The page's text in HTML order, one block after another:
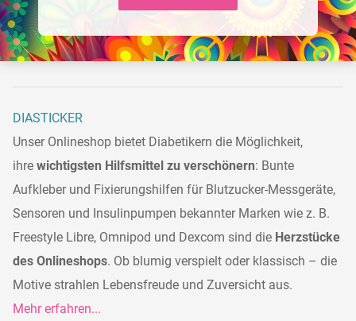
DIASTICKER
Unser Onlineshop bietet Diabetikern die Möglichkeit,
ihre wichtigsten Hilfsmittel zu verschönern: Bunte
Aufkleber und Fixierungshilfen für Blutzucker-Messgeräte,
Sensoren und Insulinpumpen bekannter Marken wie z. B.
Freestyle Libre, Omnipod und Dexcom sind die Herzstücke
des Onlineshops. Ob blumig verspielt oder klassisch – die
Motive strahlen Lebensfreude und Zuversicht aus.
Mehr erfahren...